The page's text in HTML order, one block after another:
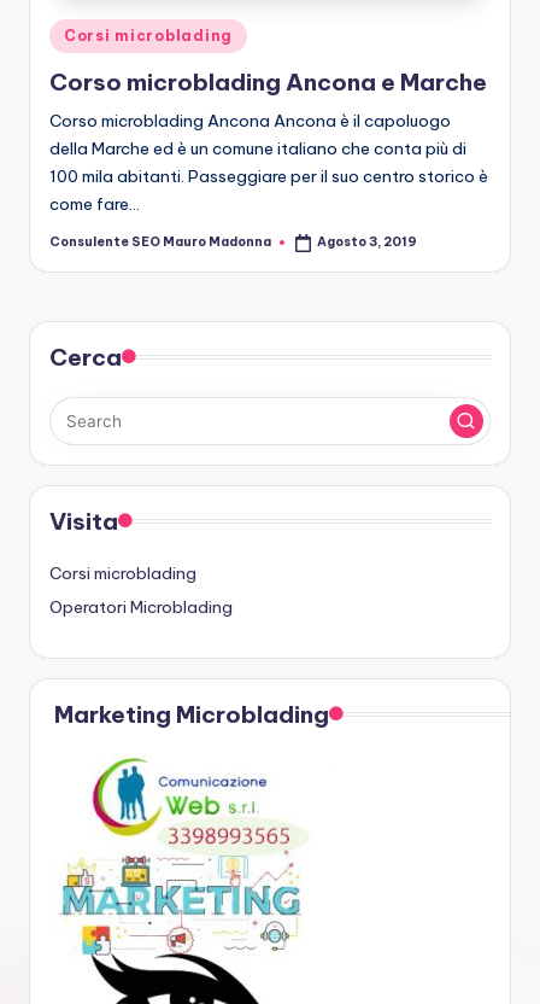
b
le
di
n
g
Posted
in
Corsi microblading
Corso microblading Ancona e Marche
Corso microblading Ancona Ancona è il capoluogo
della Marche ed è un comune italiano che conta più di
100 mila abitanti. Passeggiare per il suo centro storico è
come fare…
Posted
Consulente SEO Mauro Madonna Agosto 3, 2019
Cerca
Visita
Corsi microblading
Operatori Microblading
Marketing Microblading